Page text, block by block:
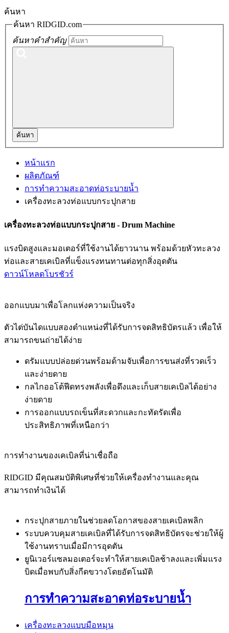
ค้นหา
ค้นหา RIDGID.com
ค้นหาคำสำคัญ
ค้นหา
หน้าแรก
ผลิตภัณฑ์
การทำความสะอาดท่อระบายน้ำ
เครื่องทะลวงท่อแบบกระปุกสาย
เครื่องทะลวงท่อแบบกระปุกสาย - Drum Machine
แรงบิดสูงและมอเตอร์ที่ใช้งานได้ยาวนาน พร้อมด้วยหัวทะลวง
ท่อและสายเคเบิลที่แข็งแรงทนทานต่อทุกสิ่งอุดตัน
ดาวน์โหลดโบรชัวร์
ออกแบบมาเพื่อโลกแห่งความเป็นจริง
ตัวไต่บันไดแบบสองตำแหน่งที่ได้รับการจดสิทธิบัตรแล้ว เพื่อให้
สามารถขนถ่ายได้ง่าย
ดรัมแบบปล่อยด่วนพร้อมด้ามจับเพื่อการขนส่งที่รวดเร็ว
และง่ายดาย
กลไกออโต้ฟีดทรงพลังเพื่อดึงและเก็บสายเคเบิลได้อย่าง
ง่ายดาย
การออกแบบรถเข็นที่สะดวกและกะทัดรัดเพื่อ
ประสิทธิภาพที่เหนือกว่า
การทำงานของเคเบิลที่น่าเชื่อถือ
RIDGID มีคุณสมบัติพิเศษที่ช่วยให้เครื่องทำงานและคุณ
สามารถทำเงินได้
กระปุกสายภายในช่วยลดโอกาสของสายเคเบิลพลิก
ระบบควบคุมสายเคเบิลที่ได้รับการจดสิทธิบัตรจะช่วยให้ผู้
ใช้งานทราบเมื่อมีการอุดตัน
ยูนิเวอร์แซลมอเตอร์จะทำให้สายเคเบิลช้าลงและเพิ่มแรง
บิดเมื่อพบกับสิ่งกีดขวางโดยอัตโนมัติ
การทำความสะอาดท่อระบายน้ำ
เครื่องทะลวงแบบมือหมุน